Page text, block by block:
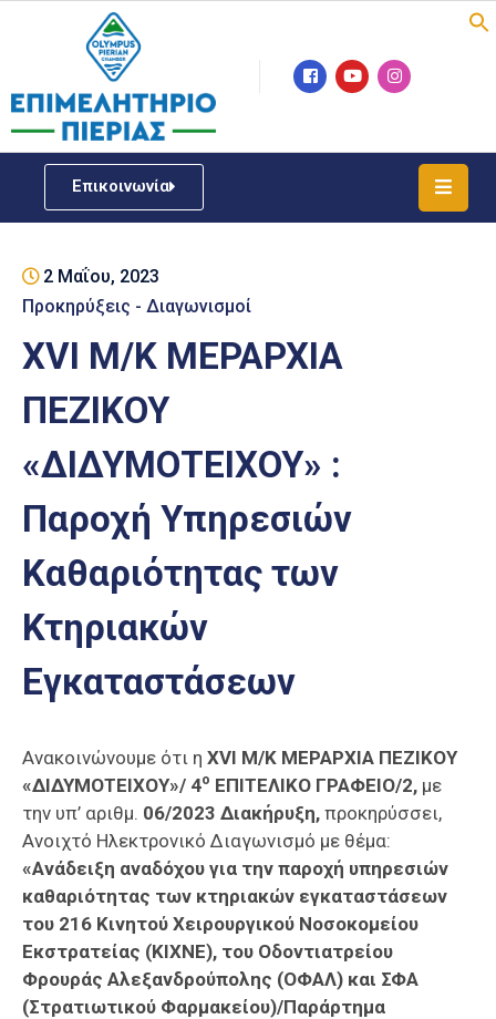
Επικοινωνία
Επιμελητήριο
Νέα
ΓΕΜΗ
Υποστήριξη
Έκθεση
Παραδοσιακών
Επαγγελμάτων
Έκθεση
ΕΒΕΠ-
ΚΜ
2 Μαΐου, 2023
Προκηρύξεις - Διαγωνισμοί
ΧVI Μ/Κ ΜΕΡΑΡΧΙΑ
ΠΕΖΙΚΟΥ
«ΔΙΔΥΜΟΤΕΙΧΟΥ» :
Παροχή Υπηρεσιών
Καθαριότητας των
Κτηριακών
Εγκαταστάσεων
Ανακοινώνουμε ότι η ΧVI Μ/Κ ΜΕΡΑΡΧΙΑ ΠΕΖΙΚΟΥ
«ΔΙΔΥΜΟΤΕΙΧΟΥ»/ 4ο ΕΠΙΤΕΛΙΚΟ ΓΡΑΦΕΙΟ/2, με
την υπ’ αριθμ. 06/2023 Διακήρυξη, προκηρύσσει,
Ανοιχτό Ηλεκτρονικό Διαγωνισμό με θέμα:
«Ανάδειξη αναδόχου για την παροχή υπηρεσιών
καθαριότητας των κτηριακών εγκαταστάσεων
του 216 Κινητού Χειρουργικού Νοσοκομείου
Εκστρατείας (ΚΙΧΝΕ), του Οδοντιατρείου
Φρουράς Αλεξανδρούπολης (ΟΦΑΛ) και ΣΦΑ
(Στρατιωτικού Φαρμακείου)/Παράρτημα